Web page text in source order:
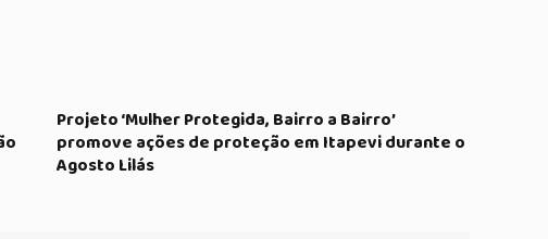
Projeto ‘Mulher Protegida, Bairro a Bairro’
promove ações de proteção em Itapevi durante o
Agosto Lilás